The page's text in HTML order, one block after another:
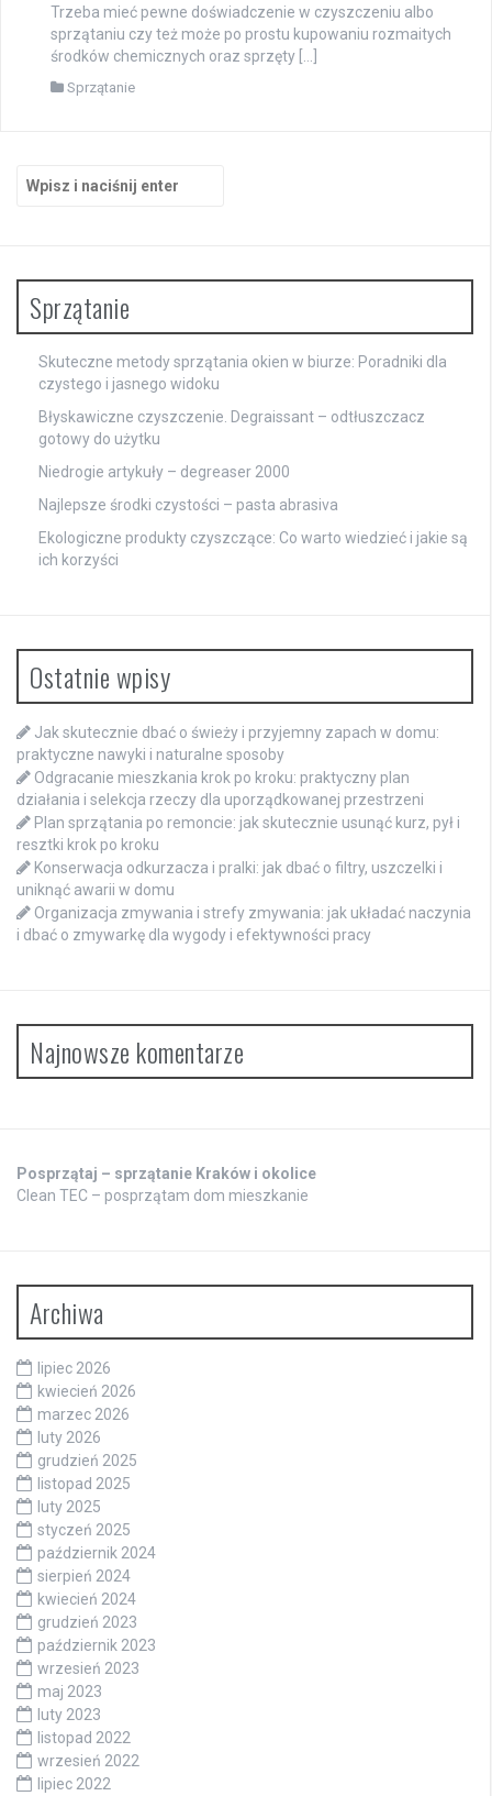
Trzeba mieć pewne doświadczenie w czyszczeniu albo
sprzątaniu czy też może po prostu kupowaniu rozmaitych
środków chemicznych oraz sprzęty […]
Sprzątanie
Sprzątanie
Skuteczne metody sprzątania okien w biurze: Poradniki dla
czystego i jasnego widoku
Błyskawiczne czyszczenie. Degraissant – odtłuszczacz
gotowy do użytku
Niedrogie artykuły – degreaser 2000
Najlepsze środki czystości – pasta abrasiva
Ekologiczne produkty czyszczące: Co warto wiedzieć i jakie są
ich korzyści
Ostatnie wpisy
Jak skutecznie dbać o świeży i przyjemny zapach w domu:
praktyczne nawyki i naturalne sposoby
Odgracanie mieszkania krok po kroku: praktyczny plan
działania i selekcja rzeczy dla uporządkowanej przestrzeni
Plan sprzątania po remoncie: jak skutecznie usunąć kurz, pył i
resztki krok po kroku
Konserwacja odkurzacza i pralki: jak dbać o filtry, uszczelki i
uniknąć awarii w domu
Organizacja zmywania i strefy zmywania: jak układać naczynia
i dbać o zmywarkę dla wygody i efektywności pracy
Najnowsze komentarze
Posprzątaj – sprzątanie Kraków i okolice
Clean TEC – posprzątam dom mieszkanie
Archiwa
lipiec 2026
kwiecień 2026
marzec 2026
luty 2026
grudzień 2025
listopad 2025
luty 2025
styczeń 2025
październik 2024
sierpień 2024
kwiecień 2024
grudzień 2023
październik 2023
wrzesień 2023
maj 2023
luty 2023
listopad 2022
wrzesień 2022
lipiec 2022